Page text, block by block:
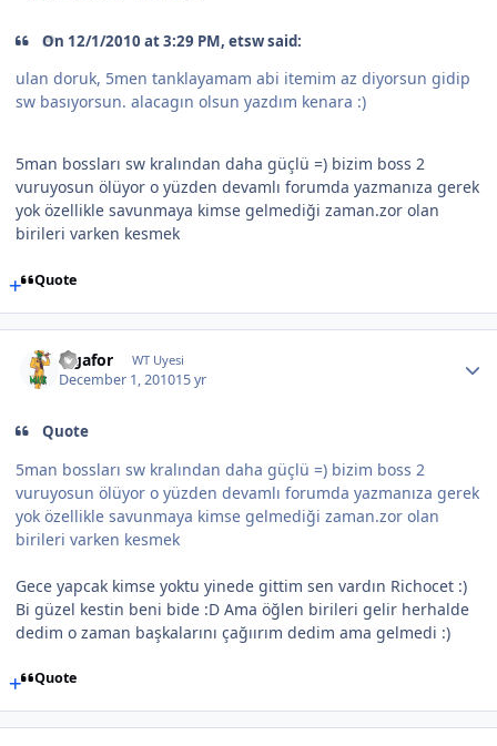
On 12/1/2010 at 3:29 PM, etsw said:
ulan doruk, 5men tanklayamam abi itemim az diyorsun gidip
sw basıyorsun. alacagın olsun yazdım kenara :)
5man bossları sw kralından daha güçlü =) bizim boss 2
vuruyosun ölüyor o yüzden devamlı forumda yazmanıza gerek
yok özellikle savunmaya kimse gelmediği zaman.zor olan
birileri varken kesmek
Quote
Ligafor WT Uyesi
December 1, 201015 yr
Quote
5man bossları sw kralından daha güçlü =) bizim boss 2
vuruyosun ölüyor o yüzden devamlı forumda yazmanıza gerek
yok özellikle savunmaya kimse gelmediği zaman.zor olan
birileri varken kesmek
Gece yapcak kimse yoktu yinede gittim sen vardın Richocet :)
Bi güzel kestin beni bide :D Ama öğlen birileri gelir herhalde
dedim o zaman başkalarını çağıırım dedim ama gelmedi :)
Quote